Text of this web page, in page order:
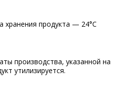
хранения продукта — 24°С
производства, указанной на
утилизируется.